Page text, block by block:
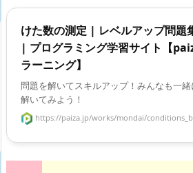
けた数の測定 | レベルアップ問題
| プログラミング学習サイト【
ラーニング】
問題を解いてスキルアップ！みんなも一緒
解いてみよう！
https://paiza.jp/works/mondai/